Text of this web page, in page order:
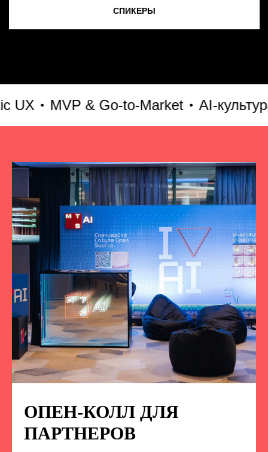
MVP & Go-to-Market AI-культура и
ОПЕН-КОЛЛ ДЛЯ
ПАРТНЕРОВ
ПОДПИСЫВАЙТЕСЬ
НА НАС В СОЦСЕТЯХ